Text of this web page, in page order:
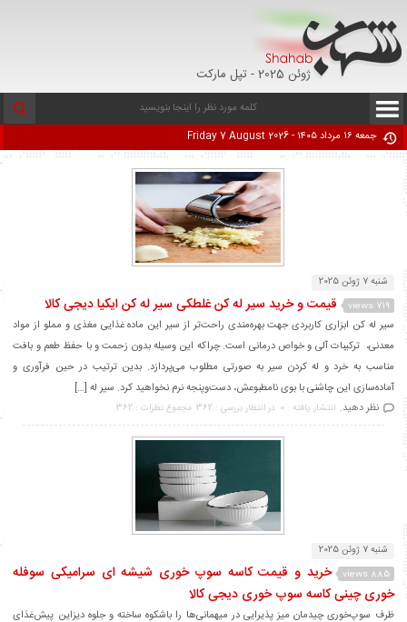
ژوئن 2025 - تپل مارکت
جمعه ۱۶ مرداد ۱۴۰۵ - Friday 7 August 2026
شنبه 7 ژوئن 2025
719 views
قیمت و خرید سیر له کن غلطکی سیر له کن ایکیا دیجی کالا
سیر له کن ابزاری کاربردی جهت بهره‌مندی راحت‌تر از سیر این ماده غذایی مغذی و مملو از مواد
معدنی، ترکیبات آلی و خواص درمانی است. چراکه این وسیله بدون زحمت و با حفظ طعم و بافت
مناسب به خرد و له کردن سیر به صورتی مطلوب می‌پردازد. بدین ترتیب در حین فرآوری و
آماده‌سازی این چاشنی با بوی نامطبوعش، دست‌وپنجه نرم نخواهید کرد. سیر له […]
نظر دهید. انتشار یافته : 0 در انتظار بررسی : 362 مجموع نظرات : 362
شنبه 7 ژوئن 2025
885 views
خرید و قیمت کاسه سوپ خوری شیشه ای سرامیکی سوفله
خوری چینی کاسه سوپ خوری دیجی کالا
ظرف سوپ‌خوری چیدمان میز پذیرایی در میهمانی‌ها را باشکوه ساخته و جلوه دیزاین پیش‌غذای